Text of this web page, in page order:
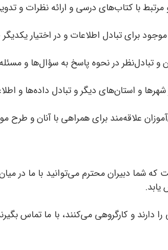
شما دبیران محترم می‌توانید با ما در
یابد.
دارند و کارگروهی می‌کنند، با ما تماس